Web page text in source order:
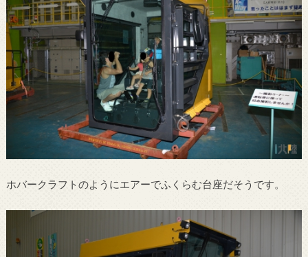
ホバークラフトのようにエアーでふくらむ台座だそうです。